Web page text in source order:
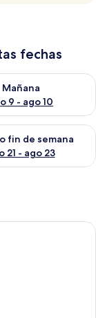
fechas
9
Mañana
9 - ago 10
disponibilidad
ago 14 -
fin de semana
21 - ago 23
disponibilidad
hecha con una